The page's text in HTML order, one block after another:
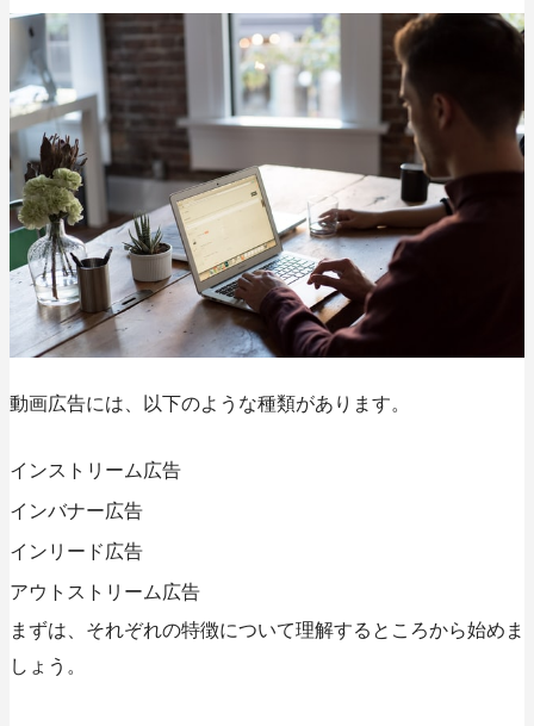
動画広告には、以下のような種類があります。
インストリーム広告
インバナー広告
インリード広告
アウトストリーム広告
まずは、それぞれの特徴について理解するところから始めま
しょう。